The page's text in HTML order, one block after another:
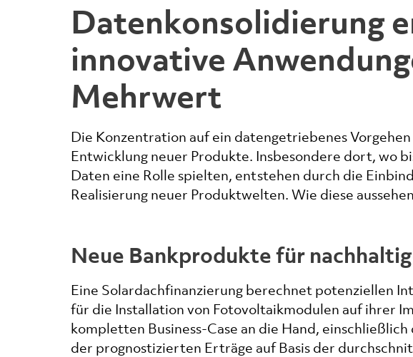
Datenkonsolidierung
innovative
Mehrwert
Die Konzentration auf ein datengetriebenes
Entwicklung neuer Produkte. Insbesondere dort, wo
Daten eine Rolle spielten, entstehen durch die
Realisierung neuer Produktwelten. Wie diese
Neue Bankprodukte für
Eine Solardachfinanzierung berechnet potenziellen
für die Installation von Fotovoltaikmodulen auf ihrer
kompletten Business-Case an die Hand,
der prognostizierten Erträge auf Basis der